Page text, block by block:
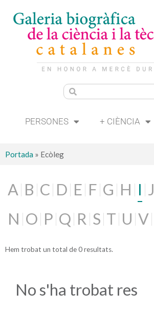
PERSONES + CIÈNCIA
Portada » Ecòleg
A B C D E F G H I J
N O P Q R S T U V
Hem trobat un total de 0 resultats.
No s'ha trobat res